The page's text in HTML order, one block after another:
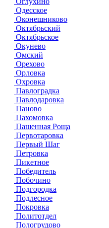
Одесское
Оконешниково
Октябрьский
Октябрьское
Окунево
Омский
Орехово
Орловка
Охровка
Павлоградка
Павлодаровка
Паново
Пахомовка
Пашенная Роща
Первотаровка
Первый Шаг
Петровка
Пикетное
Победитель
Побочино
Подгородка
Подлесное
Покровка
Политотдел
Пологрудово